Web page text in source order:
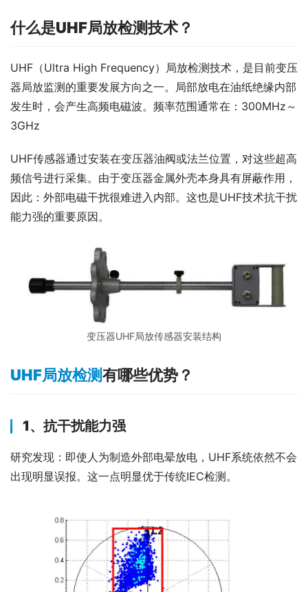
什么是UHF局放检测技术？
UHF（Ultra High Frequency）局放检测技术，是目前变压
器局放监测的重要发展方向之一。局部放电在油纸绝缘内部
发生时，会产生高频电磁波。频率范围通常在：300MHz～
3GHz
UHF传感器通过安装在变压器油阀或法兰位置，对这些超高
频信号进行采集。由于变压器金属外壳本身具有屏蔽作用，
因此：外部电磁干扰很难进入内部。这也是UHF技术抗干扰
能力强的重要原因。
变压器UHF局放传感器安装结构
UHF局放检测有哪些优势？
1、抗干扰能力强
研究发现：即使人为制造外部电晕放电，UHF系统依然不会
出现明显误报。这一点明显优于传统IEC检测。